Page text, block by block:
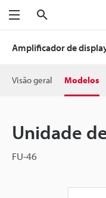
Menu
Amplificador de
Visão geral Modelos
Unidade
FU-46